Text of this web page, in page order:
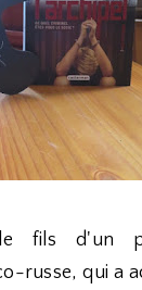
fils d'un
russe, qui a